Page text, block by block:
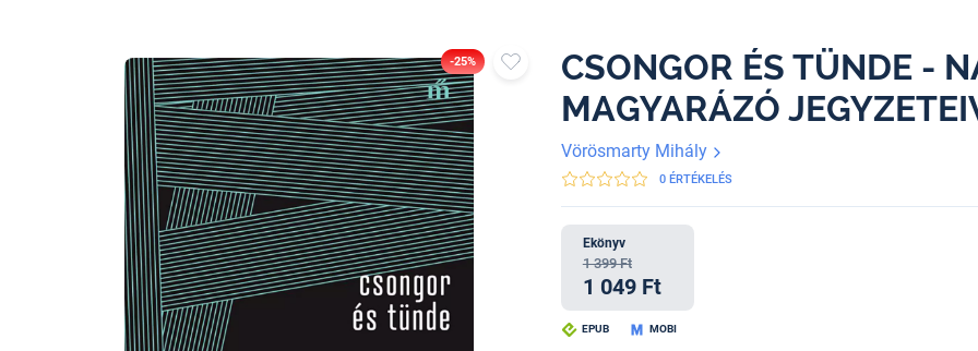
-25%
CSONGOR ÉS TÜNDE -
MAGYARÁZÓ
Vörösmarty Mihály
0 ÉRTÉKELÉS
Ekönyv
1 399 Ft
1 049 Ft
EPUB MOBI